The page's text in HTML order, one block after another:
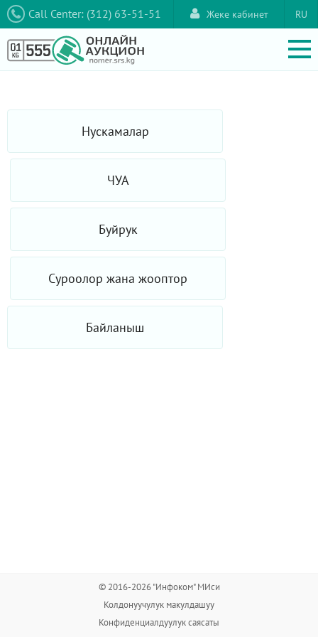
Call Center: (312) 63-51-51 RU
Жеке кабинет
Нускамалар
ЧУА
Буйрук
Суроолор жана жооптор
Байланыш
© 2016-2026 "Инфоком" МИси
Колдонуучулук макулдашуу
Конфиденциалдуулук саясаты